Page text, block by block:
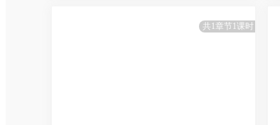
共1章节1课时